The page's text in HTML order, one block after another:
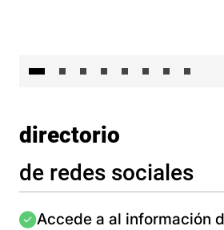
directorio
de redes sociales
Imagen
Accede a al información